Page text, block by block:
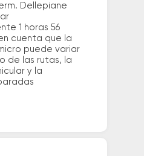
Dellepiane
1 horas 56
cuenta que la
puede variar
de las rutas, la
y la